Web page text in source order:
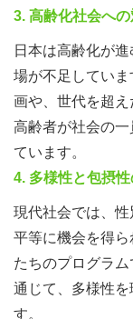
3. 高齢化社会へ
日本は高齢化が
場が不足してい
画や、世代を超え
高齢者が社会の
ています。
4. 多様性と包摂
現代社会では、
平等に機会を得
たちのプログラ
通じて、多様性
す。